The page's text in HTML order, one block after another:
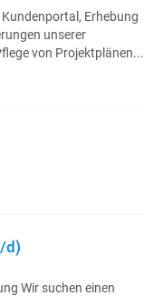
Erhebung
unserer
von Projektplänen...
d)
Wir suchen einen